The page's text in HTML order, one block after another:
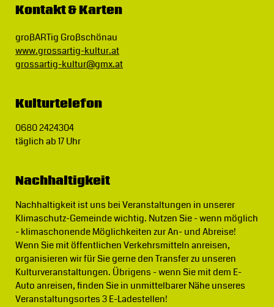
Kontakt & Karten
großARTig Großschönau
www.grossartig-kultur.at
grossartig-kultur@gmx.at
Kulturtelefon
0680 2424304
täglich ab 17 Uhr
Nachhaltigkeit
Nachhaltigkeit ist uns bei Veranstaltungen in unserer
Klimaschutz-Gemeinde wichtig. Nutzen Sie - wenn möglich
- klimaschonende Möglichkeiten zur An- und Abreise!
Wenn Sie mit öffentlichen Verkehrsmitteln anreisen,
organisieren wir für Sie gerne den Transfer zu unseren
Kulturveranstaltungen. Übrigens - wenn Sie mit dem E-
Auto anreisen, finden Sie in unmittelbarer Nähe unseres
Veranstaltungsortes 3 E-Ladestellen!